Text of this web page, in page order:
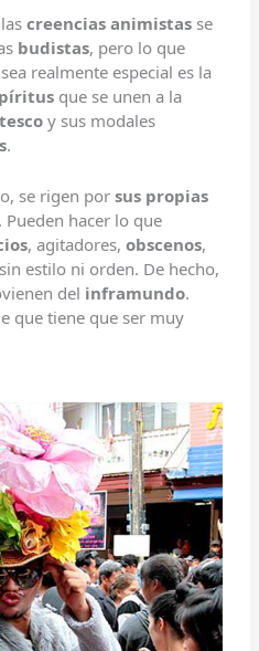
lascreencias animistas se
budistas, pero lo que
realmente especial es la
que se unen a la
y sus modales
.
se rigen porsus propias
. Pueden hacer lo que
, agitadores,obscenos,
estilo ni orden. De hecho,
del inframundo.
que tiene que ser muy